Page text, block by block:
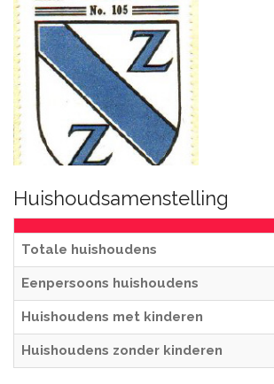
Huishoudsamenstelling
Totale huishoudens
Eenpersoons huishoudens
Huishoudens met kinderen
Huishoudens zonder kinderen